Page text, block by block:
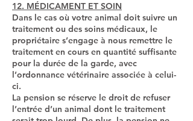
12. MÉDICAMENT ET SOIN
Dans le cas où votre animal doit suivre un
traitement ou des soins médicaux, le
propriétaire s’engage à nous remettre le
traitement en cours en quantité suffisante
pour la durée de la garde, avec
l’ordonnance vétérinaire associée à celui-
ci.
La pension se réserve le droit de refuser
l’entrée d’un animal dont le traitement